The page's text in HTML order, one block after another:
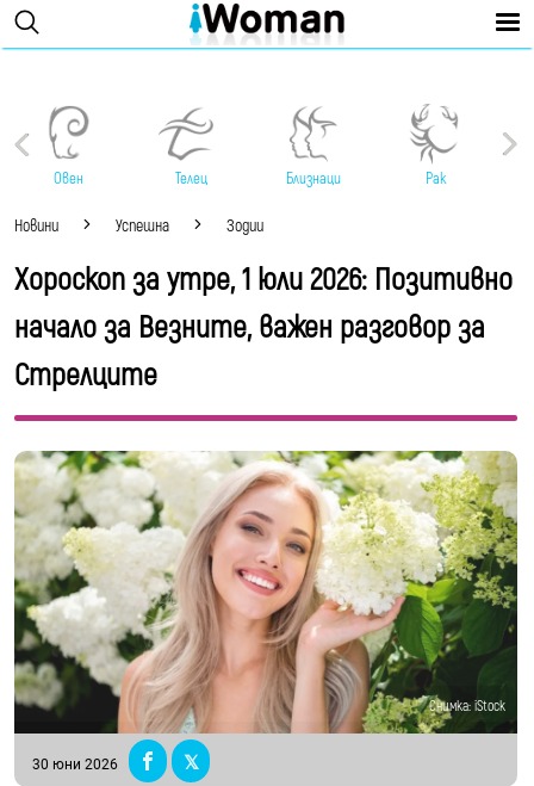
Овен Телец Близнаци Рак
Новини Успешна Зодии
Хороскоп за утре, 1 юли 2026: Позитивно
начало за Везните, важен разговор за
Стрелците
Снимка: iStock
30 юни 2026